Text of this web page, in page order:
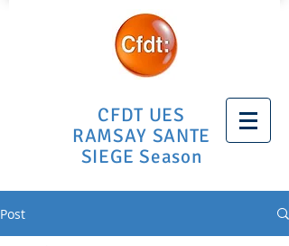
CFDT UES
RAMSAY SANTE
SIEGE Season
Post